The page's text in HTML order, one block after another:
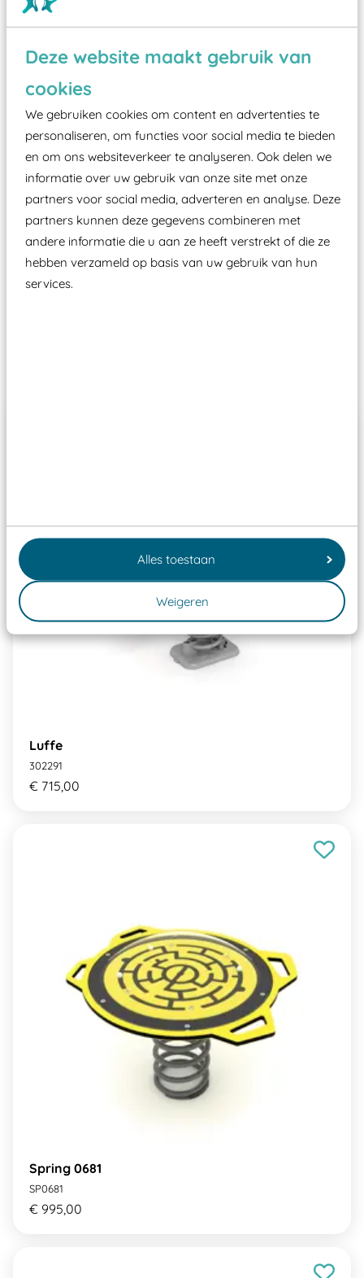
Deze website maakt gebruik van
cookies
We gebruiken cookies om content en advertenties te
personaliseren, om functies voor social media te bieden
en om ons websiteverkeer te analyseren. Ook delen we
informatie over uw gebruik van onze site met onze
partners voor social media, adverteren en analyse. Deze
partners kunnen deze gegevens combineren met
andere informatie die u aan ze heeft verstrekt of die ze
hebben verzameld op basis van uw gebruik van hun
services.
Alles toestaan
Weigeren
Wist je dat:
Vanaf een valhoogte van 1,5 meter een speciale
valondergrond onder speeltoestellen verplicht is
zoals kunstgras, rubber tegels of boomschors?
Elk speeltoestel in de openbare ruimte voorzien
moet zijn van een typekeuring, -plaatje en
certificering, uitgegeven door een Nederlands
aangewezen keuringsinstantie?
Wij ook speeltoestellen kunnen laten keuren zodat
ze toch binnen het Warenwetbesluit Attractie- en
Luffe
302291
€ 715,00
Spring 0681
SP0681
€ 995,00